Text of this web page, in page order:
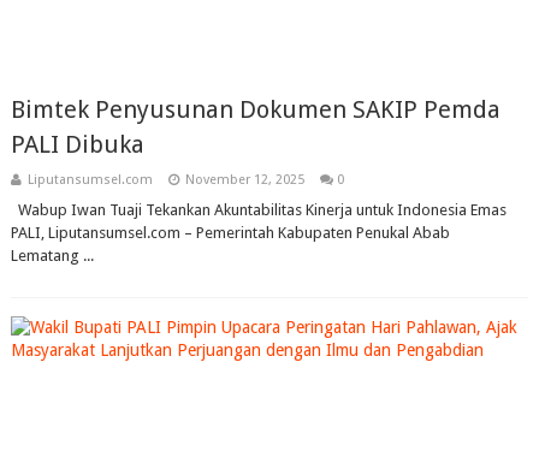
Bimtek Penyusunan Dokumen SAKIP Pemda
PALI Dibuka
Liputansumsel.com November 12, 2025 0
Wabup Iwan Tuaji Tekankan Akuntabilitas Kinerja untuk Indonesia Emas
PALI, Liputansumsel.com – Pemerintah Kabupaten Penukal Abab
Lematang ...